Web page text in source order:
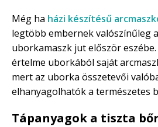
Még ha házi készítésű
legtöbb embernek valószínűleg
uborkamaszk jut először
értelme uborkából saját
mert az uborka összetevői
elhanyagolhatók a természetes
Tápanyagok a tiszta